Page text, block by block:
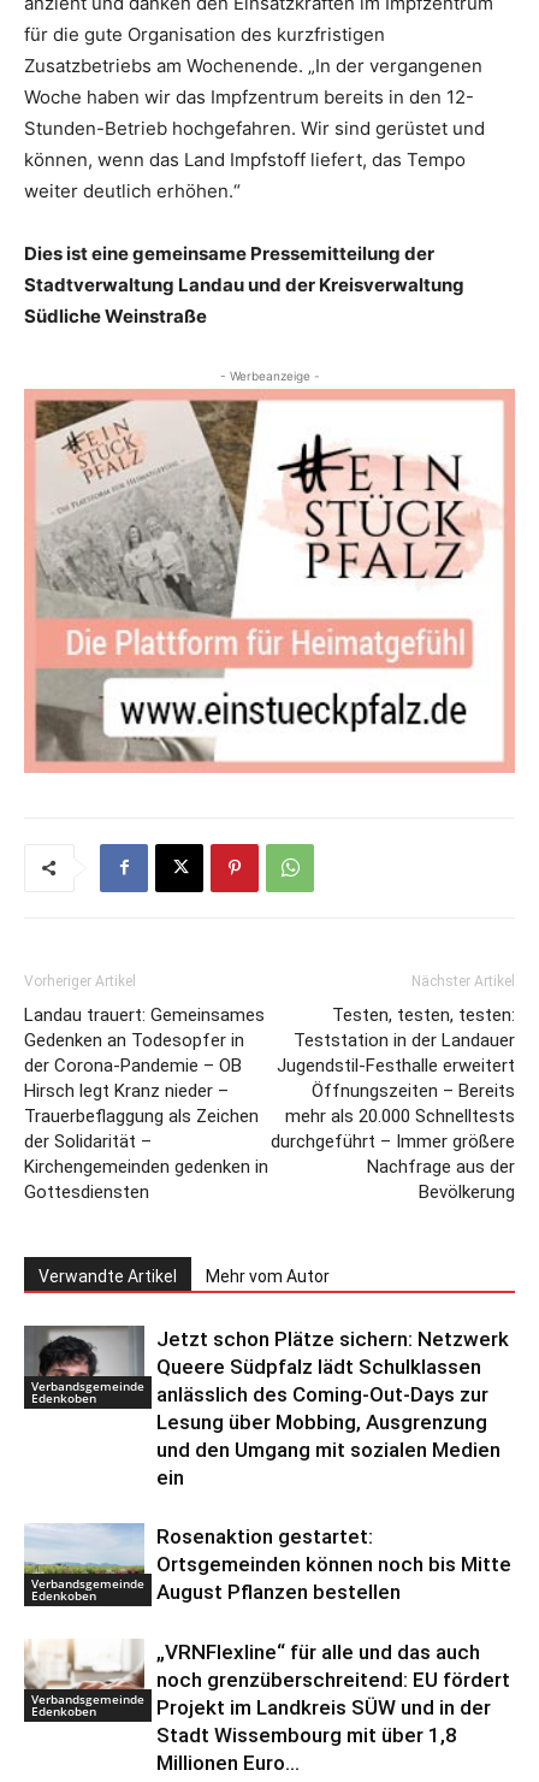
für die gute Organisation des kurzfristigen
Zusatzbetriebs am Wochenende. „In der vergangenen
Woche haben wir das Impfzentrum bereits in den 12-
Stunden-Betrieb hochgefahren. Wir sind gerüstet und
können, wenn das Land Impfstoff liefert, das Tempo
weiter deutlich erhöhen.“
Dies ist eine gemeinsame Pressemitteilung der
Stadtverwaltung Landau und der Kreisverwaltung
Südliche Weinstraße
- Werbeanzeige -
Vorheriger Artikel
Landau trauert: Gemeinsames
Gedenken an Todesopfer in
der Corona-Pandemie – OB
Hirsch legt Kranz nieder –
Trauerbeflaggung als Zeichen
der Solidarität –
Kirchengemeinden gedenken in
Gottesdiensten
Nächster Artikel
Testen, testen, testen:
Teststation in der Landauer
Jugendstil-Festhalle erweitert
Öffnungszeiten – Bereits
mehr als 20.000 Schnelltests
durchgeführt – Immer größere
Nachfrage aus der
Bevölkerung
Verwandte Artikel Mehr vom Autor
Verbandsgemeinde
Edenkoben
Jetzt schon Plätze sichern: Netzwerk
Queere Südpfalz lädt Schulklassen
anlässlich des Coming-Out-Days zur
Lesung über Mobbing, Ausgrenzung
und den Umgang mit sozialen Medien
ein
Verbandsgemeinde
Edenkoben
Rosenaktion gestartet:
Ortsgemeinden können noch bis Mitte
August Pflanzen bestellen
Verbandsgemeinde
Edenkoben
„VRNFlexline“ für alle und das auch
noch grenzüberschreitend: EU fördert
Projekt im Landkreis SÜW und in der
Stadt Wissembourg mit über 1,8
Millionen Euro...